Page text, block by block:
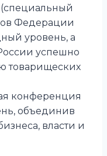
Федерации
уровень, а
успешно
товарищеских
конференция
объединив
власти и